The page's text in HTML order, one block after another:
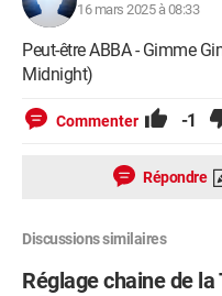
16 mars 2025 à 08:33
Peut-être ABBA - Gimme
Midnight)
Commenter -1
Répondre
Discussions similaires
Réglage chaine de la